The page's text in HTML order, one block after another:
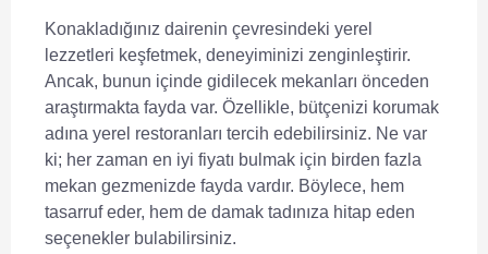
Konakladığınız dairenin çevresindeki yerel
lezzetleri keşfetmek, deneyiminizi zenginleştirir.
Ancak, bunun içinde gidilecek mekanları önceden
araştırmakta fayda var. Özellikle, bütçenizi korumak
adına yerel restoranları tercih edebilirsiniz. Ne var
ki; her zaman en iyi fiyatı bulmak için birden fazla
mekan gezmenizde fayda vardır. Böylece, hem
tasarruf eder, hem de damak tadınıza hitap eden
seçenekler bulabilirsiniz.